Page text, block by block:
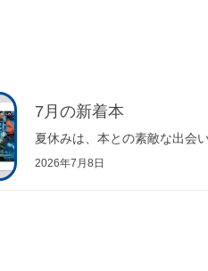
7月の新着本
夏休みは、本との素敵な出会
2026年7月8日